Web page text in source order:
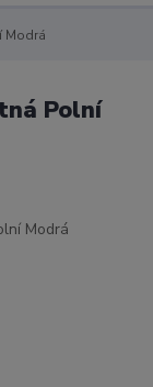
Modrá
Polní